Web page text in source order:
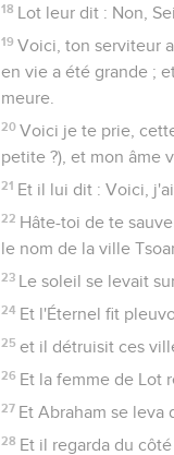
18 Lot leur dit : Non,
19 Voici, ton serviteur
en vie a été grande ;
meure.
20 Voici je te prie,
petite ?), et mon âme
21 Et il lui dit : Voici,
22 Hâte-toi de te
le nom de la ville
23 Le soleil se levait
24 Et l'Éternel fit
25 et il détruisit ces
26 Et la femme de Lot
27 Et Abraham se leva
28 Et il regarda du